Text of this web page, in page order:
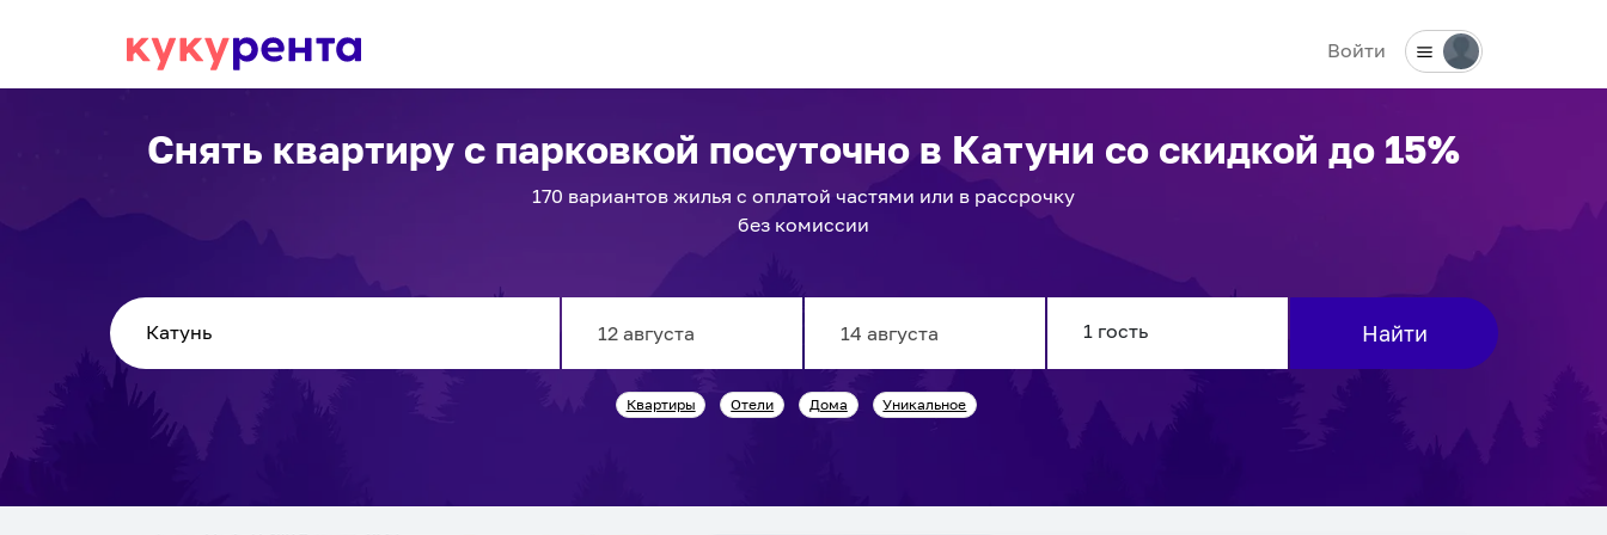
Войти
Снять квартиру с парковкой посуточно в Катуни со скидкой до 15%
170 вариантов жилья с оплатой частями или в рассрочку
без комиссии
forward
backward
Найти
Квартиры Отели Дома Уникальное